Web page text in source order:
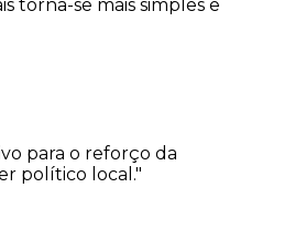
torna-se mais simples e
para o reforço da
político local."